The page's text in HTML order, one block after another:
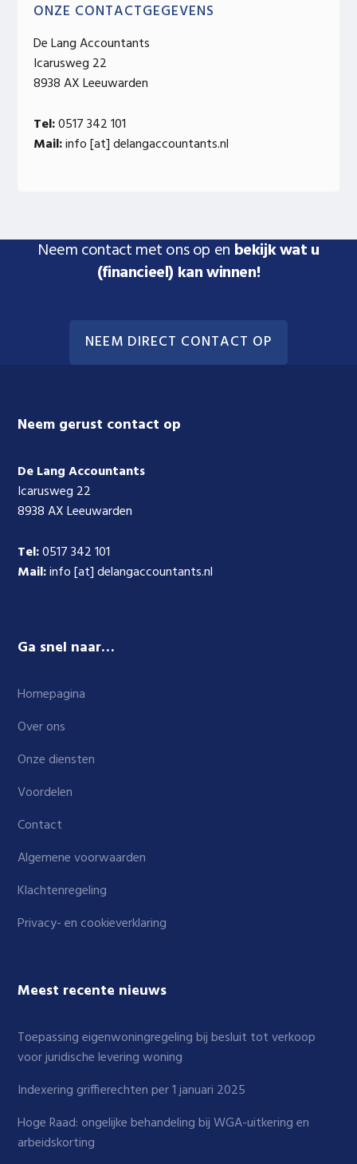
ONZE CONTACTGEGEVENS
De Lang Accountants
Icarusweg 22
8938 AX Leeuwarden
Tel:0517 342 101
Mail:info [at] delangaccountants.nl
Neem contact met ons op en bekijk wat u
(financieel) kan winnen!
NEEM DIRECT CONTACT OP
Footer
Neem gerust contact op
De Lang Accountants
Icarusweg 22
8938 AX Leeuwarden
Tel:0517 342 101
Mail:info [at] delangaccountants.nl
Ga snel naar…
Homepagina
Over ons
Onze diensten
Voordelen
Contact
Algemene voorwaarden
Klachtenregeling
Privacy- en cookieverklaring
Meest recente nieuws
Toepassing eigenwoningregeling bij besluit tot verkoop
voor juridische levering woning
Indexering griffierechten per 1 januari 2025
Hoge Raad: ongelijke behandeling bij WGA-uitkering en
arbeidskorting